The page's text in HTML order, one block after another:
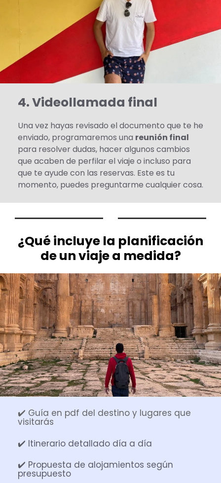
4. Videollamada final
Una vez hayas revisado el documento que te he
enviado, programaremos una reunión final
para resolver dudas, hacer algunos cambios
que acaben de perfilar el viaje o incluso para
que te ayude con las reservas. Este es tu
momento, puedes preguntarme cualquier cosa.
¿Qué incluye la planificación
de un viaje a medida?
✔️ Guía en pdf del destino y lugares que
visitarás
✔️ Itinerario detallado día a día
✔️ Propuesta de alojamientos según
presupuesto